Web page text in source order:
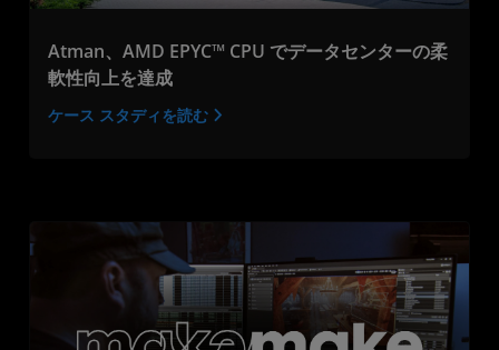
Atman、AMD EPYC™ CPU でデータセンターの柔
軟性向上を達成
ケース スタディを読む